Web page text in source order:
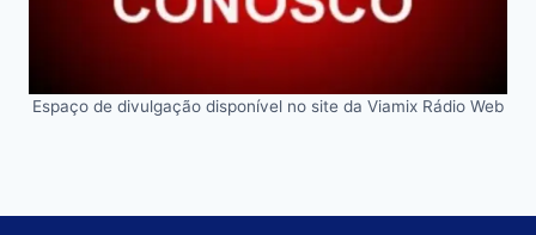
Espaço de divulgação disponível no site da Viamix Rádio Web